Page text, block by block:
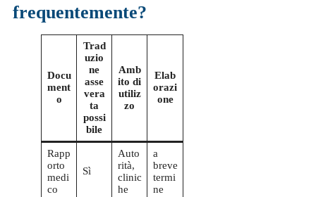
frequentemente?
Docu
ment
o
Trad
uzio
ne
asse
vera
ta
possi
bile
Amb
ito di
utiliz
zo
Elab
orazi
one
Rapp
orto
medi
co
Sì
Auto
rità,
clinic
he
a
breve
termi
ne